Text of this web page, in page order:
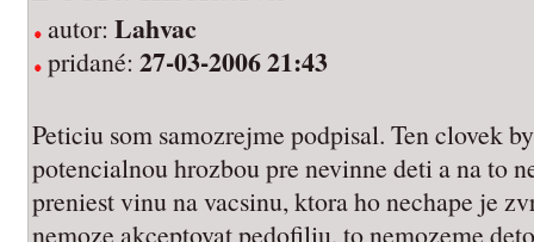
autor: Lahvac
pridané: 27-03-2006 21:43
Peticiu som samozrejme podpisal. Ten clovek
potencialnou hrozbou pre nevinne deti a na to
preniest vinu na vacsinu, ktora ho nechape je
nemoze akceptovat pedofiliu, to nemozeme